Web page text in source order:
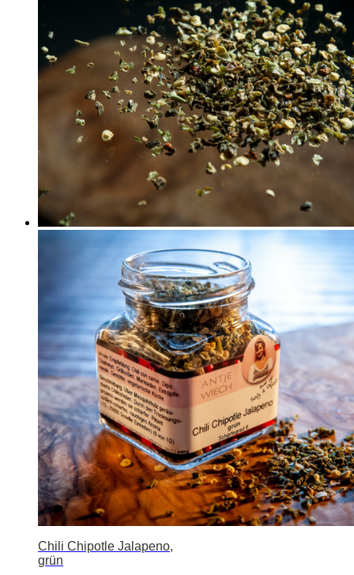
Chili Chipotle Jalapeno,
grün